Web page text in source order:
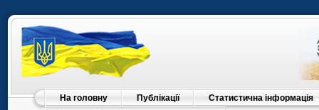
На головну Публікації
Статистична інформація